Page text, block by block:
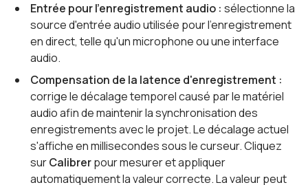
Entrée pour l'enregistrement audio : sélectionne la
source d'entrée audio utilisée pour l'enregistrement
en direct, telle qu'un microphone ou une interface
audio.
Compensation de la latence d'enregistrement :
corrige le décalage temporel causé par le matériel
audio afin de maintenir la synchronisation des
enregistrements avec le projet. Le décalage actuel
s'affiche en millisecondes sous le curseur. Cliquez
surCalibrerpour mesurer et appliquer
automatiquement la valeur correcte. La valeur peut